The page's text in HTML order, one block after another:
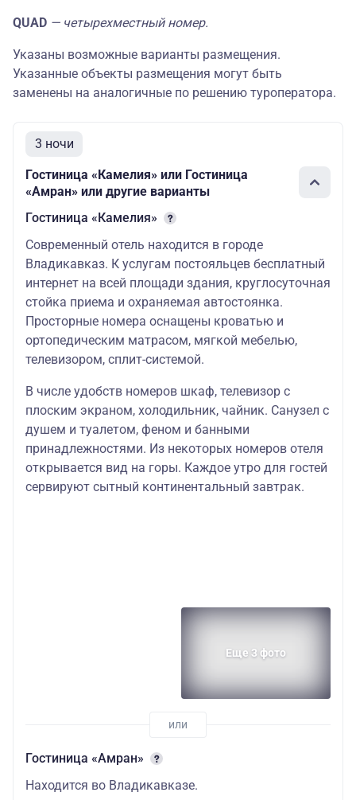
QUAD — четырехместный номер.
Указаны возможные варианты размещения.
Указанные объекты размещения могут быть
заменены на аналогичные по решению туроператора.
3 ночи
Гостиница «Камелия» или Гостиница
«Амран» или другие варианты
Гостиница «Камелия»
Современный отель находится в городе
Владикавказ. К услугам постояльцев бесплатный
интернет на всей площади здания, круглосуточная
стойка приема и охраняемая автостоянка.
Просторные номера оснащены кроватью и
ортопедическим матрасом, мягкой мебелью,
телевизором, сплит-системой.
В числе удобств номеров шкаф, телевизор с
плоским экраном, холодильник, чайник. Санузел с
душем и туалетом, феном и банными
принадлежностями. Из некоторых номеров отеля
открывается вид на горы. Каждое утро для гостей
сервируют сытный континентальный завтрак.
Еще 3 фото
Гостиница «Амран»
Находится во Владикавказе.